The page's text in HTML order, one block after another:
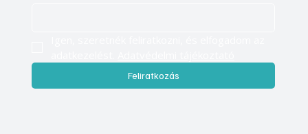
Feliratkozás